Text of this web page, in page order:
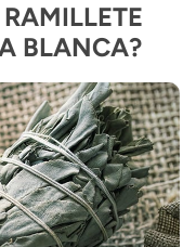
BLANCA?